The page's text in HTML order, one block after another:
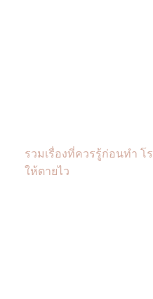
รวมเรื่องที่ควรรู้ก่อนทำ
ให้ตายไว